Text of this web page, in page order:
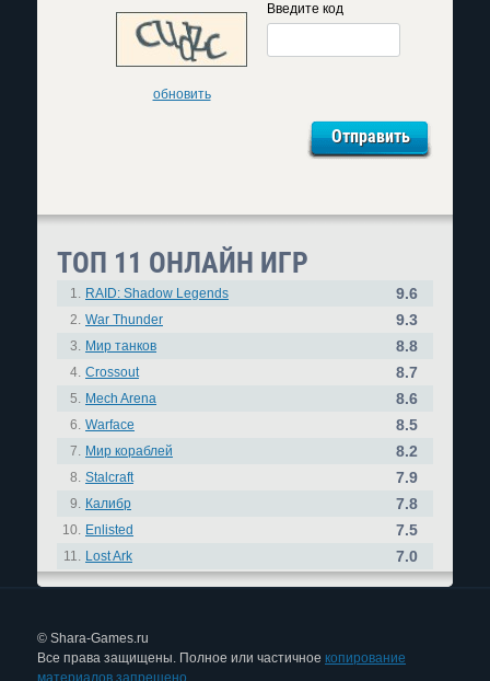
обновить
Введите код
ТОП 11 ОНЛАЙН ИГР
1. RAID: Shadow Legends 9.6
2. War Thunder 9.3
3. Мир танков 8.8
4. Crossout 8.7
5. Mech Arena 8.6
6. Warface 8.5
7. Мир кораблей 8.2
8. Stalcraft 7.9
9. Калибр 7.8
10. Enlisted 7.5
11. Lost Ark 7.0
© Shara-Games.ru
Все права защищены. Полное или частичное копирование
материалов запрещено.